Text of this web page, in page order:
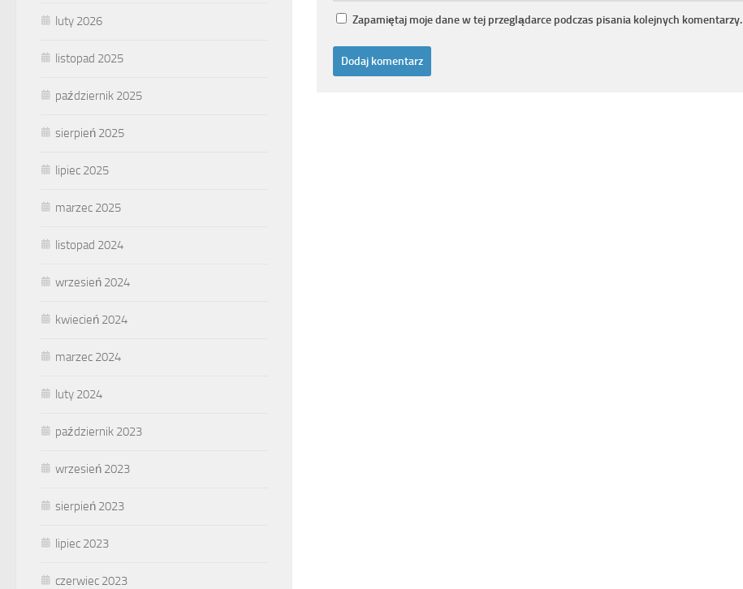
Zapamiętaj moje dane w tej przeglądarce podczas pisania kolejnych komentarzy.
luty 2026
listopad 2025
październik 2025
sierpień 2025
lipiec 2025
marzec 2025
listopad 2024
wrzesień 2024
kwiecień 2024
marzec 2024
luty 2024
październik 2023
wrzesień 2023
sierpień 2023
lipiec 2023
czerwiec 2023